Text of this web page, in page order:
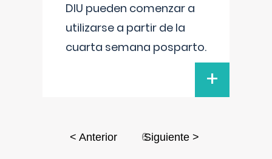
DIU pueden comenzar a
utilizarse a partir de la
cuarta semana posparto.
+
< Anterior 6Siguiente >